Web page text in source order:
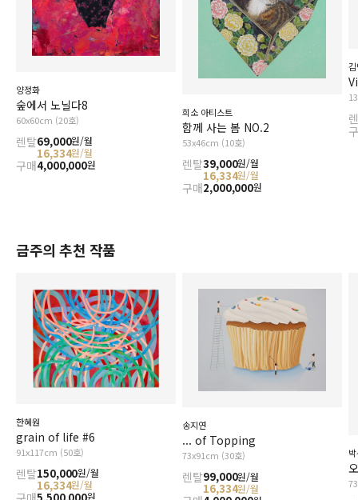
양정화
숲에서 노닐다8
60x60cm (20호)
렌탈69,000원/월
16,334원/월
구매4,000,000원
희소 아티스트
함께 사는 봄 NO.2
53x46cm (10호)
렌탈39,000원/월
16,334원/월
구매2,000,000원
금주의 추천 작품
한혜원
grain of life #6
91x117cm (50호)
렌탈150,000원/월
16,334원/월
원
송지연
... of Topping
73x91cm (30호)
렌탈99,000원/월
16,334원/월